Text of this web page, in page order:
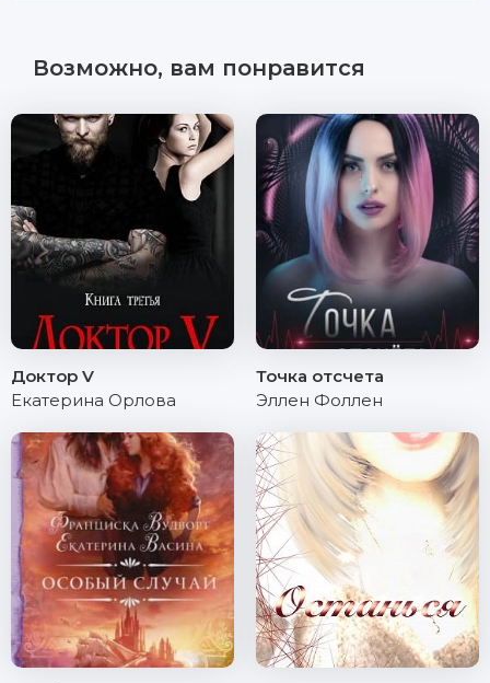
Возможно, вам понравится
Доктор V
Екатерина Орлова
Точка отсчета
Эллен Фоллен